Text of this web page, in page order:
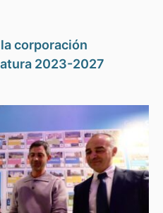
corporación
2023-2027